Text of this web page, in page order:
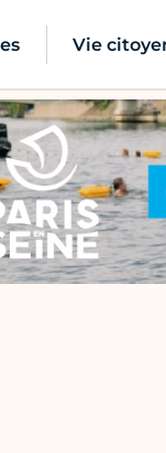
Vie